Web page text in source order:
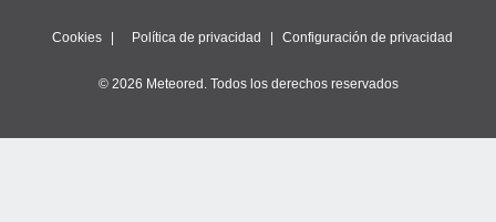
Cookies Política de privacidad Configuración de privacidad
© 2026 Meteored. Todos los derechos reservados